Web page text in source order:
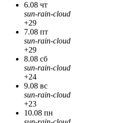
6.08 чт
sun-rain-cloud
+29
7.08 пт
sun-rain-cloud
+29
8.08 сб
sun-rain-cloud
+24
9.08 вс
sun-rain-cloud
+23
10.08 пн